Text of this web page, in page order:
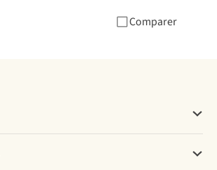
Comparer